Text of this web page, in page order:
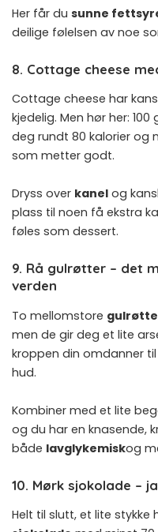
Her får du sunne
deilige følelsen av noe
8. Cottage cheese
Cottage cheese har
kjedelig. Men hør her:
deg rundt 80 kalorier og
som metter godt.
Dryss over kanel og
plass til noen få ekstra
føles som dessert.
9. Rå gulrøtter – det
verden
To mellomstore
men de gir deg et lite
kroppen din omdanner til
hud.
Kombiner med et lite
og du har en knasende,
både lavglykemiskog
10. Mørk sjokolade –
Helt til slutt, et lite stykke